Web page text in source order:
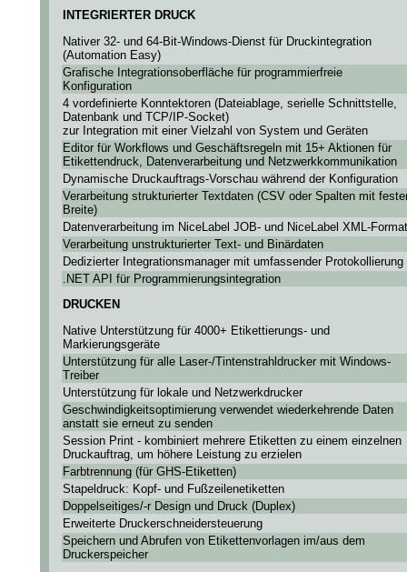
INTEGRIERTER DRUCK
Nativer 32- und 64-Bit-Windows-Dienst für Druckintegration
(Automation Easy)
Grafische Integrationsoberfläche für programmierfreie
Konfiguration
4 vordefinierte Konntektoren (Dateiablage, serielle Schnittstelle,
Datenbank und TCP/IP-Socket)
zur Integration mit einer Vielzahl von System und Geräten
Editor für Workflows und Geschäftsregeln mit 15+ Aktionen für
Etikettendruck, Datenverarbeitung und Netzwerkkommunikation
Dynamische Druckauftrags-Vorschau während der Konfiguration
Verarbeitung strukturierter Textdaten (CSV oder Spalten mit
Breite)
Datenverarbeitung im NiceLabel JOB- und NiceLabel XML-
Verarbeitung unstrukturierter Text- und Binärdaten
Dedizierter Integrationsmanager mit umfassender Protokollierung
.NET API für Programmierungsintegration
DRUCKEN
Native Unterstützung für 4000+ Etikettierungs- und
Markierungsgeräte
Unterstützung für alle Laser-/Tintenstrahldrucker mit Windows-
Treiber
Unterstützung für lokale und Netzwerkdrucker
Geschwindigkeitsoptimierung verwendet wiederkehrende Daten
anstatt sie erneut zu senden
Session Print - kombiniert mehrere Etiketten zu einem einzelnen
Druckauftrag, um höhere Leistung zu erzielen
Farbtrennung (für GHS-Etiketten)
Stapeldruck: Kopf- und Fußzeilenetiketten
Doppelseitiges/-r Design und Druck (Duplex)
Erweiterte Druckerschneidersteuerung
Speichern und Abrufen von Etikettenvorlagen im/aus dem
Druckerspeicher